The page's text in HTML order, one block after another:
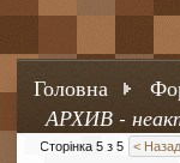
Головна
АРХИВ -
Сторінка 5 з 5 < Назад